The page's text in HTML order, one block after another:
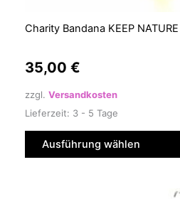
zzgl. Versandkosten
Lieferzeit: 3 - 5 Tage
Charity Bandana KEEP
35,00 €
Ausführung wählen